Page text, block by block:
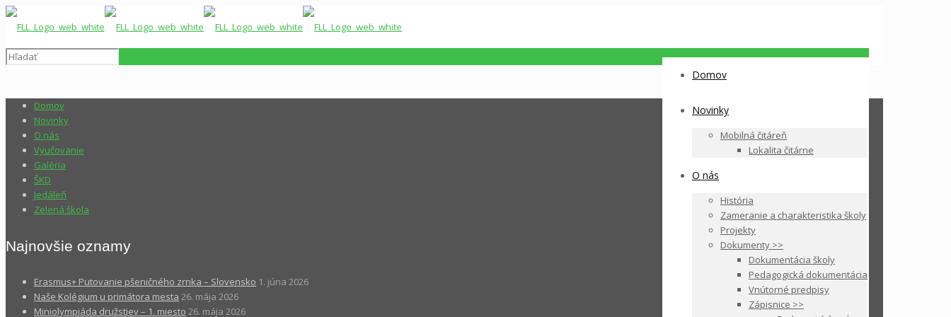
Domov
Novinky
Mobilná čitáreň
Lokalita čitárne
O nás
História
Zameranie a charakteristika školy
Projekty
Dokumenty >>
Dokumentácia školy
Pedagogická dokumentácia
Vnútorné predpisy
Zápisnice >>
Domov
Novinky
O nás
Vyučovanie
Galéria
ŠKD
Jedáleň
Zelená škola
Najnovšie oznamy
Erasmus+ Putovanie pšeničného zrnka – Slovensko 1. júna 2026
Naše Kolégium u primátora mesta 26. mája 2026
Miniolympiáda družstiev – 1. miesto 26. mája 2026